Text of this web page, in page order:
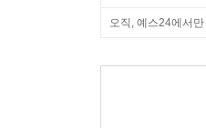
오직, 예스24에서만